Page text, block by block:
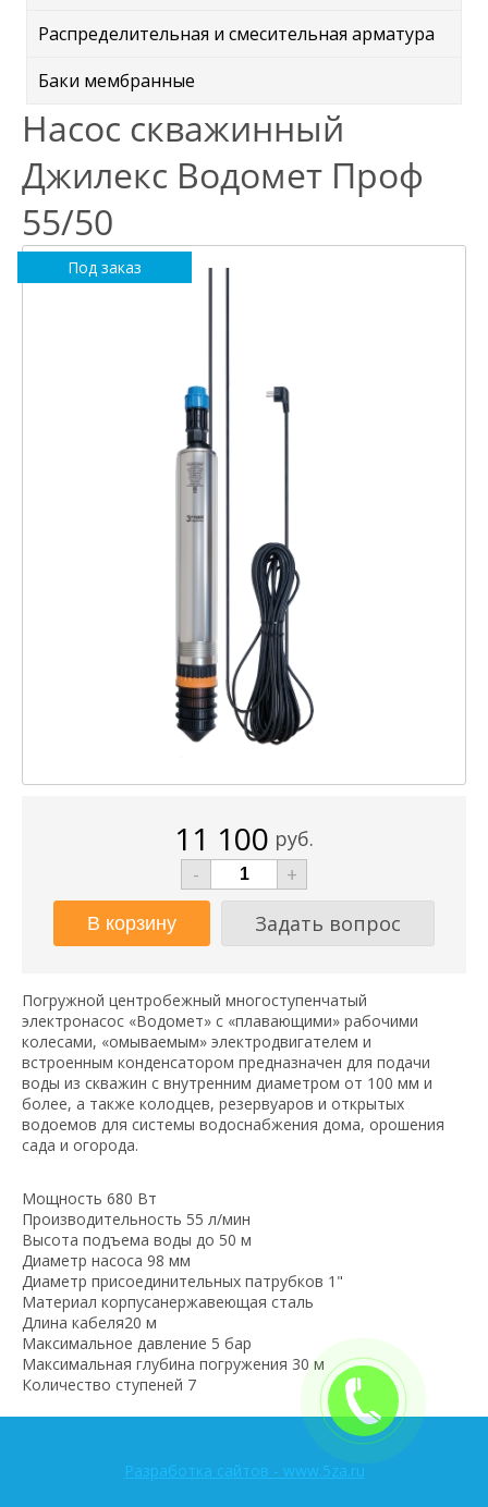
Распределительная и смесительная арматура
Баки мембранные
Насос скважинный
Джилекс Водомет Проф
55/50
Под заказ
11 100 руб.
-
+
Задать вопрос
Погружной центробежный многоступенчатый
электронасос «Водомет» с «плавающими» рабочими
колесами, «омываемым» электродвигателем и
встроенным конденсатором предназначен для подачи
воды из скважин с внутренним диаметром от 100 мм и
более, а также колодцев, резервуаров и открытых
водоемов для системы водоснабжения дома, орошения
сада и огорода.
Мощность 680 Вт
Производительность 55 л/мин
Высота подъема воды до 50 м
Диаметр насоса 98 мм
Диаметр присоединительных патрубков 1"
Материал корпусанержавеющая сталь
Длина кабеля20 м
Максимальное давление 5 бар
Максимальная глубина погружения 30 м
Количество ступеней 7
Разработка сайтов - www.5za.ru